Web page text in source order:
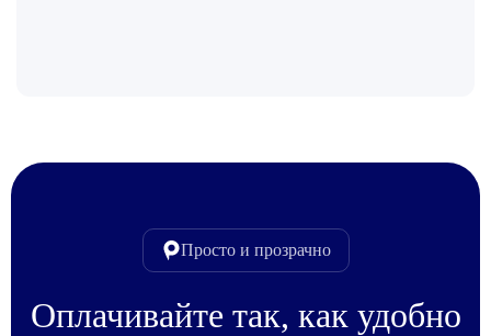
Просто и прозрачно
Оплачивайте так, как удобно